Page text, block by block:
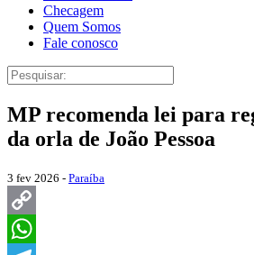
Checagem
Quem Somos
Fale conosco
MP recomenda lei para
da orla de João Pessoa
3 fev 2026 - Paraíba
Copy